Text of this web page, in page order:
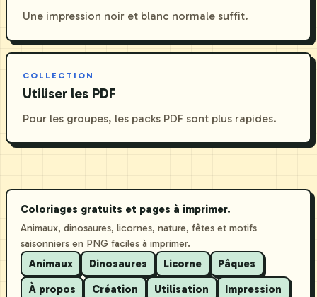
Une impression noir et blanc normale suffit.
COLLECTION
Utiliser les PDF
Pour les groupes, les packs PDF sont plus rapides.
Coloriages gratuits et pages à imprimer.
Animaux, dinosaures, licornes, nature, fêtes et motifs
saisonniers en PNG faciles à imprimer.
Animaux
Dinosaures Licorne Pâques
À propos Création Utilisation Impression